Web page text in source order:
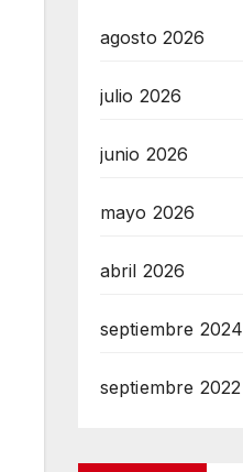
agosto 2026
julio 2026
junio 2026
mayo 2026
abril 2026
septiembre 2024
septiembre 2022